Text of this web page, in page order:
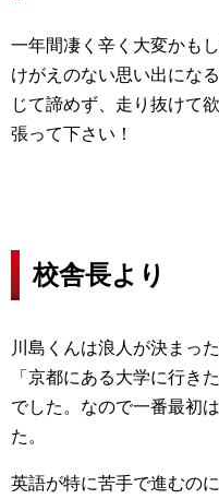
一年間凄く辛く大変かも
けがえのない思い出にな
じて諦めず、走り抜けて
張って下さい！
校舎長より
川島くんは浪人が決まっ
「京都にある大学に行き
でした。なので一番最初
た。
英語が特に苦手で進むの